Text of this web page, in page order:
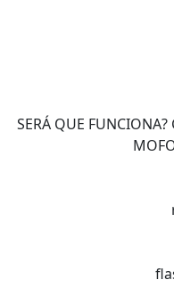
SERÁ QUE